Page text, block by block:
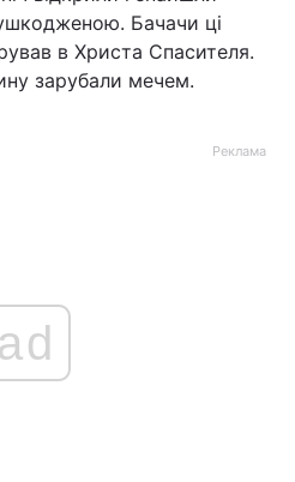
Бачачи ці
в Христа Спасителя.
зарубали мечем.
Реклама
ad